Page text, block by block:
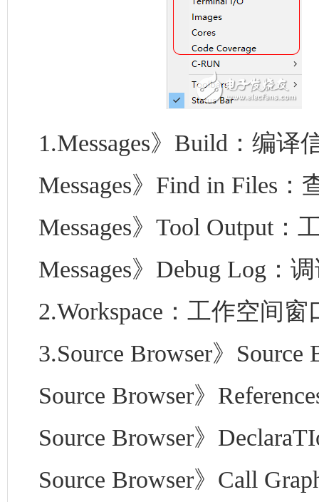
1.Messages》Build：编译
Messages》Find in Files：
Messages》Tool Output：
Messages》Debug Log：
2.Workspace：工作空间窗
3.Source Browser》
Source Browser》
Source Browser》
Source Browser》Call